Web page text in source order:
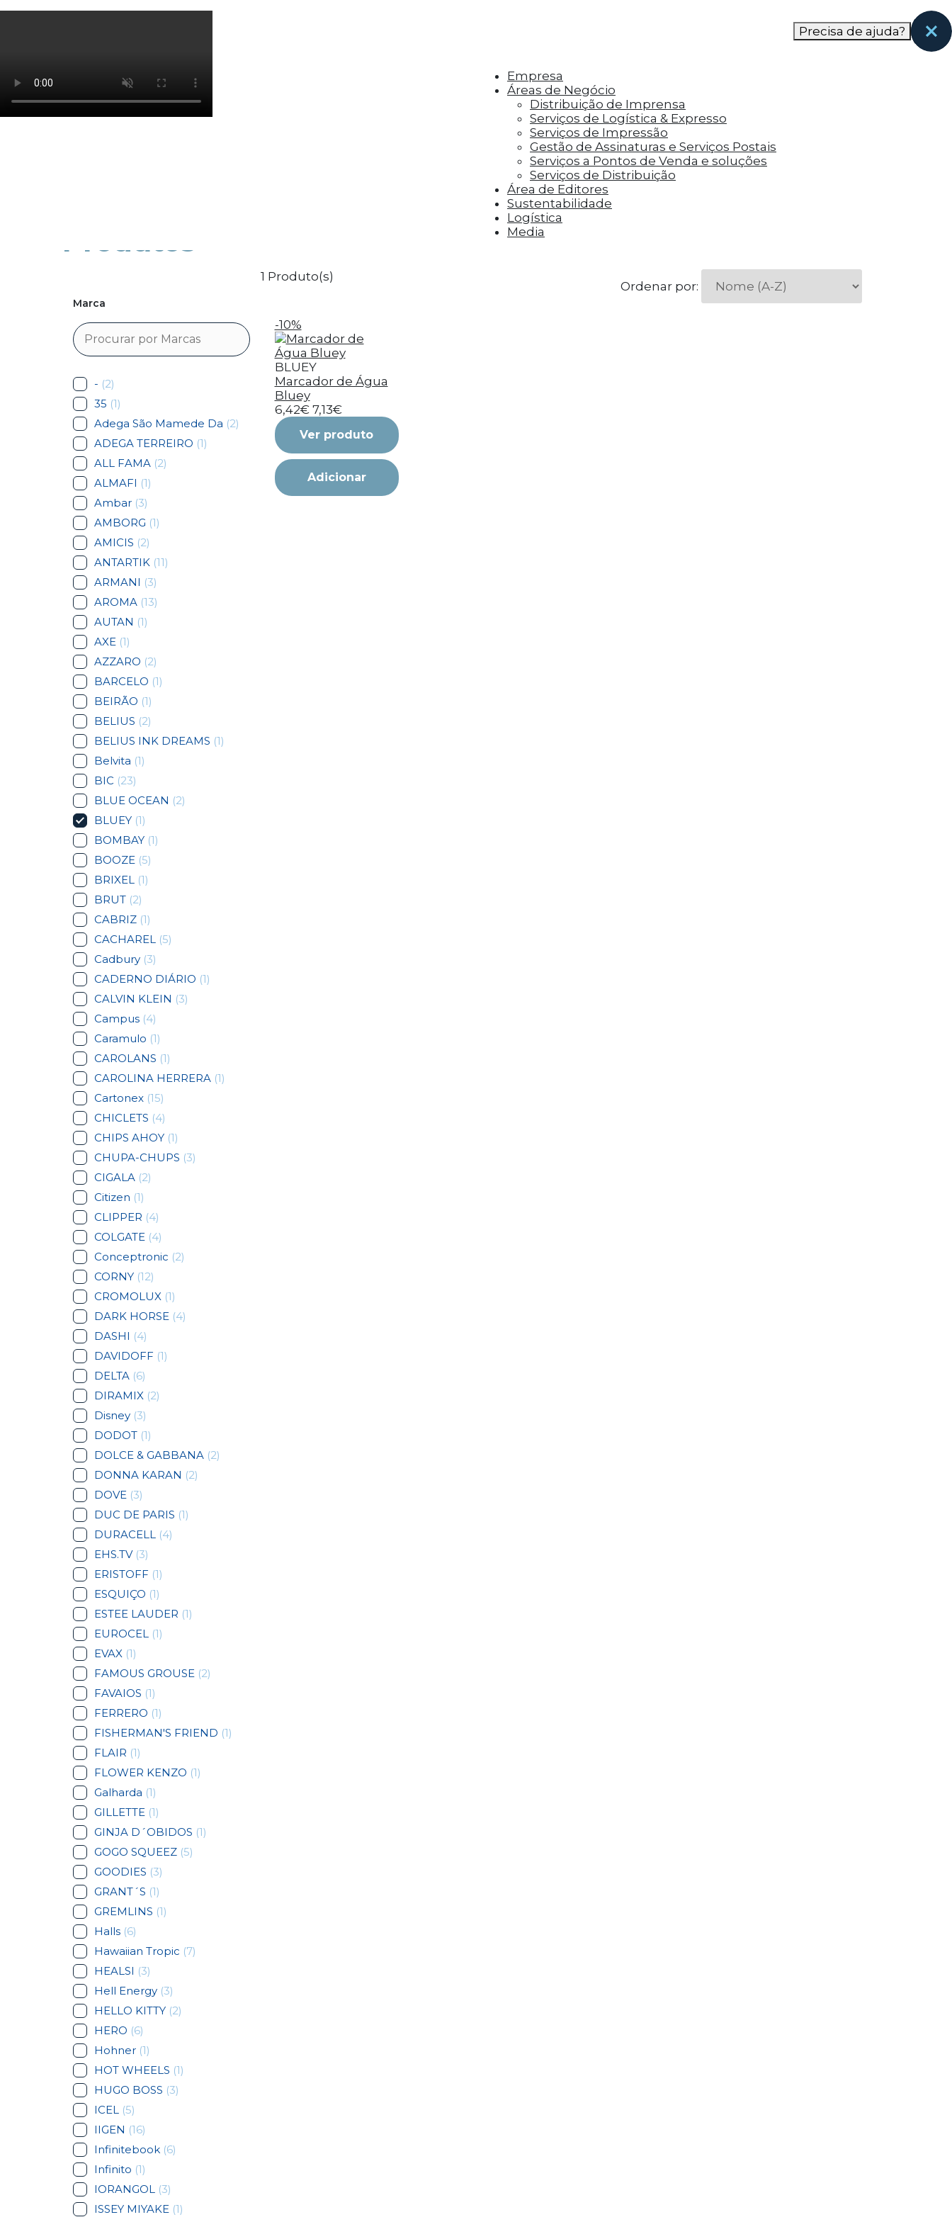
Os cookies de marketing são usados para entregar aos visitantes anúncios personalizados com base nas páginas que eles visitaram antes e analisar a
Precisa de ajuda?
Empresa
Áreas de Negócio
Distribuição de Imprensa
Serviços de Logística & Expresso
Serviços de Impressão
Gestão de Assinaturas e Serviços Postais
Serviços a Pontos de Venda e soluções
Serviços de Distribuição
Área de Editores
Sustentabilidade
Logística
Media
Produtos
Marca
- (2)
35 (1)
Adega São Mamede Da (2)
ADEGA TERREIRO (1)
ALL FAMA (2)
ALMAFI (1)
Ambar (3)
AMBORG (1)
AMICIS (2)
ANTARTIK (11)
ARMANI (3)
AROMA (13)
AUTAN (1)
AXE (1)
AZZARO (2)
BARCELO (1)
BEIRÃO (1)
BELIUS (2)
BELIUS INK DREAMS (1)
Belvita (1)
BIC (23)
BLUE OCEAN (2)
BLUEY (1)
BOMBAY (1)
BOOZE (5)
BRIXEL (1)
BRUT (2)
CABRIZ (1)
CACHAREL (5)
Cadbury (3)
CADERNO DIÁRIO (1)
CALVIN KLEIN (3)
Campus (4)
Caramulo (1)
CAROLANS (1)
CAROLINA HERRERA (1)
Cartonex (15)
CHICLETS (4)
CHIPS AHOY (1)
CHUPA-CHUPS (3)
CIGALA (2)
Citizen (1)
CLIPPER (4)
COLGATE (4)
Conceptronic (2)
CORNY (12)
CROMOLUX (1)
DARK HORSE (4)
DASHI (4)
DAVIDOFF (1)
DELTA (6)
DIRAMIX (2)
Disney (3)
DODOT (1)
DOLCE & GABBANA (2)
DONNA KARAN (2)
DOVE (3)
DUC DE PARIS (1)
DURACELL (4)
EHS.TV (3)
ERISTOFF (1)
ESQUIÇO (1)
ESTEE LAUDER (1)
EUROCEL (1)
EVAX (1)
FAMOUS GROUSE (2)
FAVAIOS (1)
FERRERO (1)
FISHERMAN'S FRIEND (1)
FLAIR (1)
FLOWER KENZO (1)
Galharda (1)
GILLETTE (1)
GINJA D´OBIDOS (1)
GOGO SQUEEZ (5)
GOODIES (3)
GRANT´S (1)
GREMLINS (1)
Halls (6)
Hawaiian Tropic (7)
HEALSI (3)
Hell Energy (3)
HELLO KITTY (2)
HERO (6)
Hohner (1)
HOT WHEELS (1)
HUGO BOSS (3)
ICEL (5)
IIGEN (16)
Infinitebook (6)
Infinito (1)
IORANGOL (3)
ISSEY MIYAKE (1)
1 Produto(s)
Ordenar por:
-10%
BLUEY
Marcador de Água
Bluey
6,42€ 7,13€
Ver produto
Adicionar